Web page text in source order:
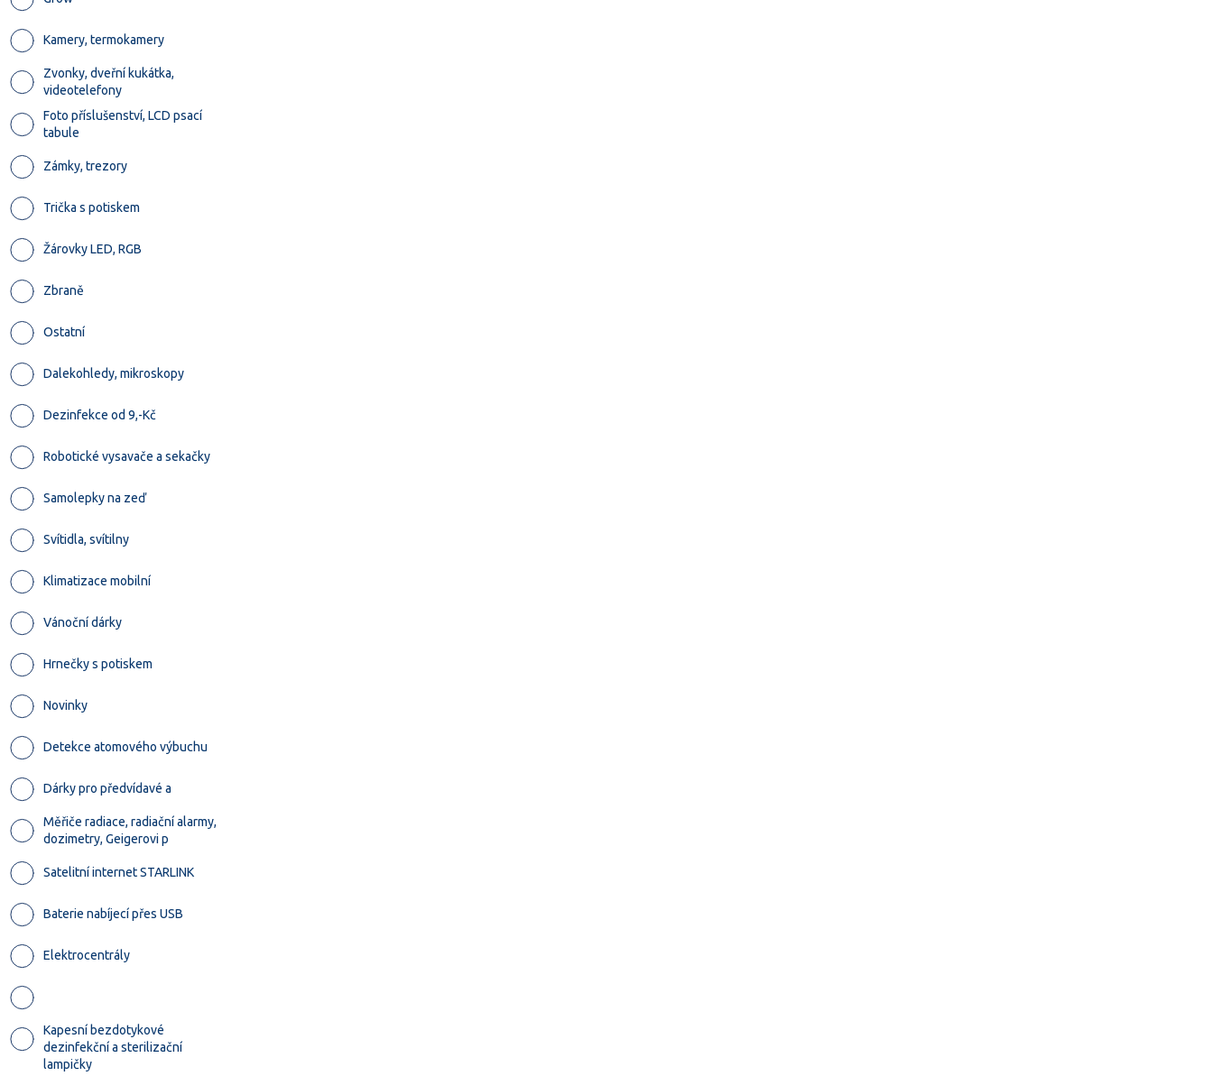
Kamery, termokamery
Zvonky, dveřní kukátka,
videotelefony
Foto příslušenství, LCD psací
tabule
Zámky, trezory
Trička s potiskem
Žárovky LED, RGB
Zbraně
Ostatní
Dalekohledy, mikroskopy
Dezinfekce od 9,-Kč
Robotické vysavače a sekačky
Samolepky na zeď
Svítidla, svítilny
Klimatizace mobilní
Vánoční dárky
Hrnečky s potiskem
Novinky
Detekce atomového výbuchu
Dárky pro předvídavé a
Měřiče radiace, radiační alarmy,
dozimetry, Geigerovi p
Satelitní internet STARLINK
Baterie nabíjecí přes USB
Elektrocentrály
Kapesní bezdotykové
dezinfekční a sterilizační
lampičky